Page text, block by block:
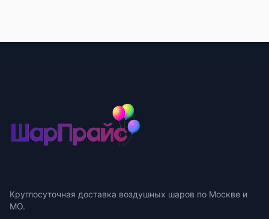
Круглосуточная доставка воздушных шаров по Москве и
МО.